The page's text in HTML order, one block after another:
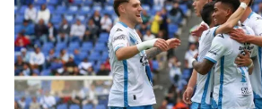
OTRAS LIGAS
STEELERS
TEXANS
HORNETS
HEAT